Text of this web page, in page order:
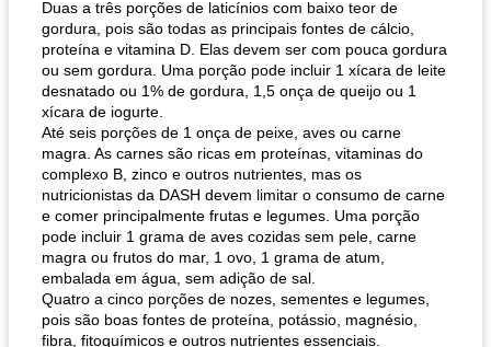
Duas a três porções de laticínios com baixo teor de
gordura, pois são todas as principais fontes de cálcio,
proteína e vitamina D. Elas devem ser com pouca gordura
ou sem gordura. Uma porção pode incluir 1 xícara de leite
desnatado ou 1% de gordura, 1,5 onça de queijo ou 1
xícara de iogurte.
Até seis porções de 1 onça de peixe, aves ou carne
magra. As carnes são ricas em proteínas, vitaminas do
complexo B, zinco e outros nutrientes, mas os
nutricionistas da DASH devem limitar o consumo de carne
e comer principalmente frutas e legumes. Uma porção
pode incluir 1 grama de aves cozidas sem pele, carne
magra ou frutos do mar, 1 ovo, 1 grama de atum,
embalada em água, sem adição de sal.
Quatro a cinco porções de nozes, sementes e legumes,
pois são boas fontes de proteína, potássio, magnésio,
fibra, fitoquímicos e outros nutrientes essenciais.